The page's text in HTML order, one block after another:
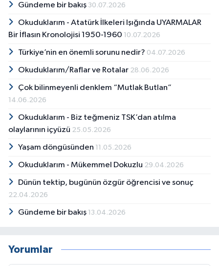
Gündeme bir bakış 30.07.2026
Okuduklarım - Atatürk İlkeleri Işığında UYARMALAR
Bir İflasın Kronolojisi 1950-1960 10.07.2026
Türkiye’nin en önemli sorunu nedir? 04.07.2026
Okuduklarım/Raflar ve Rotalar 28.06.2026
Çok bilinmeyenli denklem “Mutlak Butlan”
14.06.2026
Okuduklarım - Biz teğmeniz TSK’dan atılma
olaylarının içyüzü 25.05.2026
Yaşam döngüsünden 11.05.2026
Okuduklarım - Mükemmel Dokuzlu 29.04.2026
Dünün tektip, bugünün özgür öğrencisi ve sonuç
22.04.2026
Gündeme bir bakış 13.04.2026
Yorumlar